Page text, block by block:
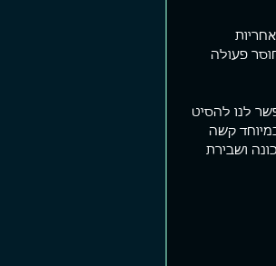
פעולה
לנו להסיט
קשה
ושבירת